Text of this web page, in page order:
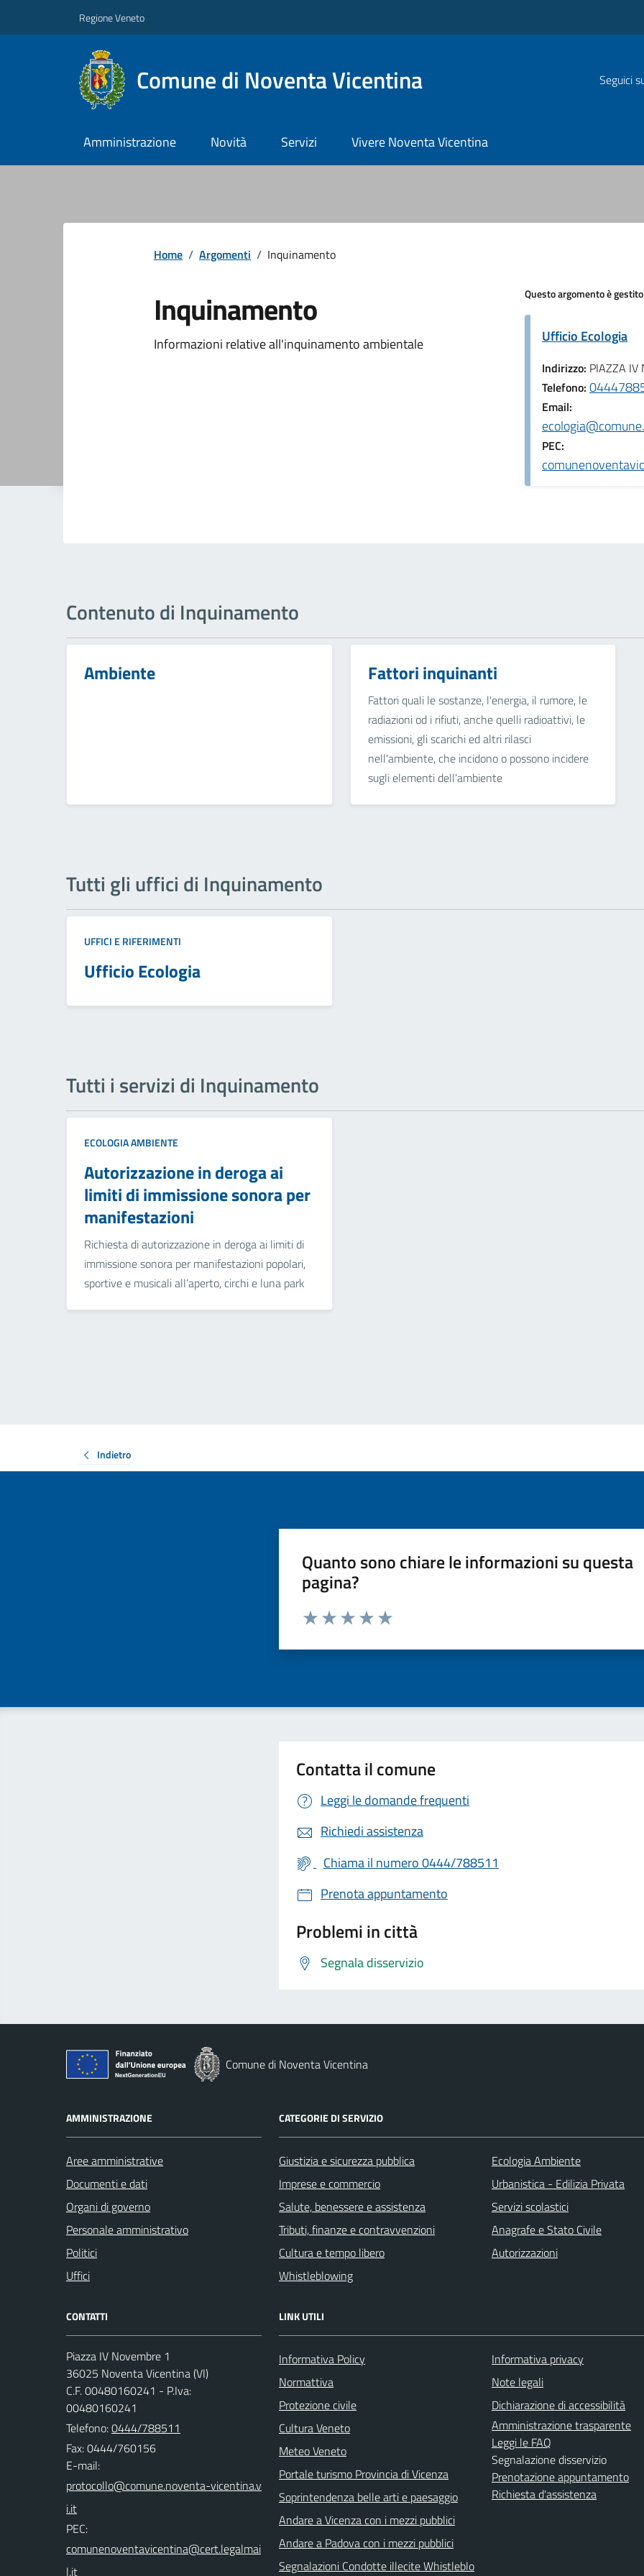
Regione Veneto
Comune di Noventa Vicentina Seguici
Amministrazione Novità Servizi Vivere Noventa Vicentina
Home / Argomenti / Inquinamento
Inquinamento
Informazioni relative all'inquinamento ambientale
Questo argomento è
Ufficio Ecologia
Indirizzo: PIAZZA IV
Telefono:
Email:
PEC:
Contenuto di Inquinamento
Ambiente Fattori inquinanti
Fattori quali le sostanze, l'energia, il rumore, le
radiazioni od i rifiuti, anche quelli radioattivi, le
emissioni, gli scarichi ed altri rilasci
nell'ambiente, che incidono o possono incidere
sugli elementi dell'ambiente
Tutti gli uffici di Inquinamento
UFFICI E RIFERIMENTI
Ufficio Ecologia
Tutti i servizi di Inquinamento
ECOLOGIA AMBIENTE
Autorizzazione in deroga ai
limiti di immissione sonora per
manifestazioni
Richiesta di autorizzazione in deroga ai limiti di
immissione sonora per manifestazioni popolari,
sportive e musicali all’aperto, circhi e luna park
Indietro
Quanto sono chiare le informazioni su questa
pagina?
Valuta da 1 a 5 stelle la pagina
Contatta il comune
Leggi le domande frequenti
Richiedi assistenza
Chiama il numero 0444/788511
Prenota appuntamento
Problemi in città
Segnala disservizio
Comune di Noventa Vicentina
AMMINISTRAZIONE
Aree amministrative
Documenti e dati
Organi di governo
Personale amministrativo
Politici
Uffici
CATEGORIE DI SERVIZIO
Giustizia e sicurezza pubblica
Imprese e commercio
Salute, benessere e assistenza
Tributi, finanze e contravvenzioni
Cultura e tempo libero
Whistleblowing
Ecologia Ambiente
Urbanistica - Edilizia Privata
Servizi scolastici
Anagrafe e Stato Civile
Autorizzazioni
CONTATTI
Piazza IV Novembre 1
36025 Noventa Vicentina (VI)
C.F. 00480160241 - P.Iva:
00480160241
Telefono:0444/788511
Fax: 0444/760156
E-mail:
PEC:
LINK UTILI
Informativa Policy
Normattiva
Protezione civile
Cultura Veneto
Meteo Veneto
Portale turismo Provincia di Vicenza
Soprintendenza belle arti e paesaggio
Andare a Vicenza con i mezzi pubblici
Andare a Padova con i mezzi pubblici
Segnalazioni Condotte illecite Whistleblo
Informativa privacy
Note legali
Dichiarazione di accessibilità
Amministrazione trasparente
Leggi le FAQ
Segnalazione disservizio
Prenotazione appuntamento
Richiesta d'assistenza